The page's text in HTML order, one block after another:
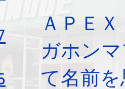
ＡＰＥ
ガホン
て名前